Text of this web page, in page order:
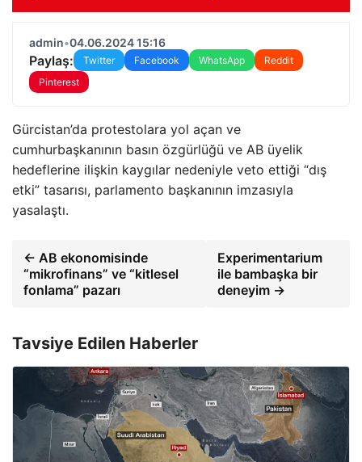
admin•04.06.2024 15:16
Paylaş: Twitter Facebook WhatsApp
Reddit
Pinterest
Gürcistan’da protestolara yol açan ve
cumhurbaşkanının basın özgürlüğü ve AB üyelik
hedeflerine ilişkin kaygılar nedeniyle veto ettiği “dış
etki” tasarısı, parlamento başkanının imzasıyla
yasalaştı.
← AB ekonomisinde
“mikrofinans” ve “kitlesel
fonlama” pazarı
Experimentarium
ile bambaşka bir
deneyim →
Tavsiye Edilen Haberler